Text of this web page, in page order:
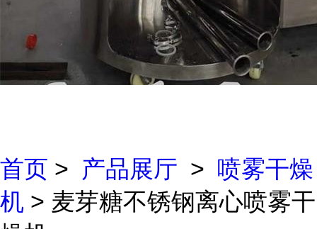
首页 > 产品展厅 > 喷雾干燥
机 > 麦芽糖不锈钢离心喷雾干